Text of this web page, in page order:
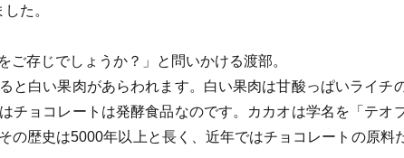
た。
ご存じでしょうか？」と問いかける渡部。
と白い果肉があらわれます。白い果肉は甘酸っぱいライチ
チョコレートは発酵食品なのです。カカオは学名を「テオ
の歴史は5000年以上と長く、近年ではチョコレートの原